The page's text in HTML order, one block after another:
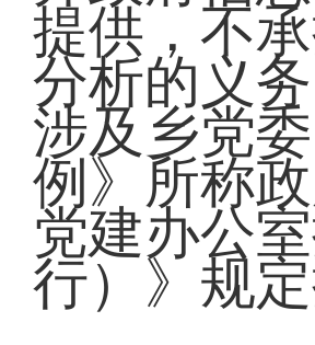
提供，不
分析的义
涉及乡党
例》所称
党建办公
行）》规